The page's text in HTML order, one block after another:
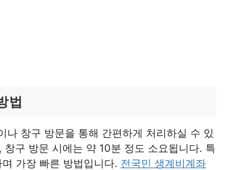
법
나 창구 방문을 통해 간편하게 처리하실 수 있
구 방문 시에는 약 10분 정도 소요됩니다. 특
가장 빠른 방법입니다. 전국민 생계비계좌